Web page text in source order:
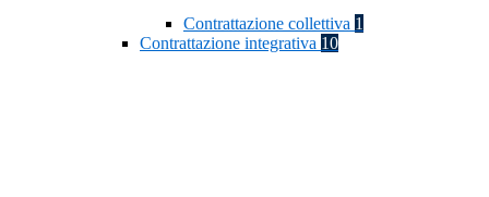
Contrattazione collettiva 1
Contrattazione integrativa 10